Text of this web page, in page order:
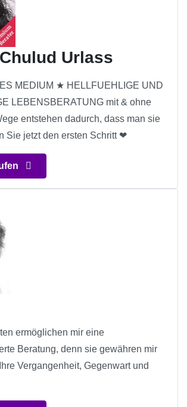
Urlass
MEDIUM ★ HELLFUEHLIGE UND
LEBENSBERATUNG mit & ohne
entstehen dadurch, dass man sie
Sie jetzt den ersten Schritt ❤
ermöglichen mir eine
Beratung, denn sie gewähren mir
Vergangenheit, Gegenwart und